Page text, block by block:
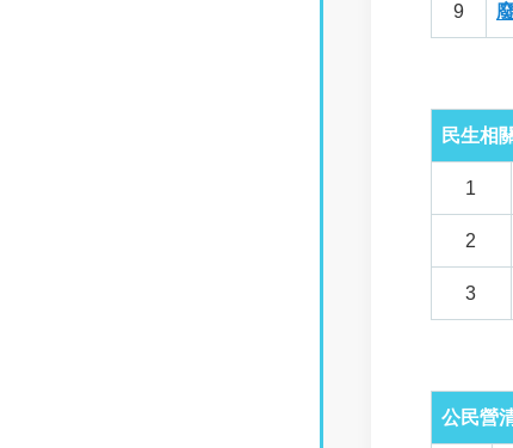
9
民生相
1
2
3
公民營